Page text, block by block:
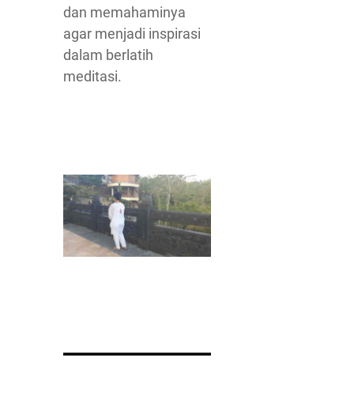
dan memahaminya
agar menjadi inspirasi
dalam berlatih
meditasi.